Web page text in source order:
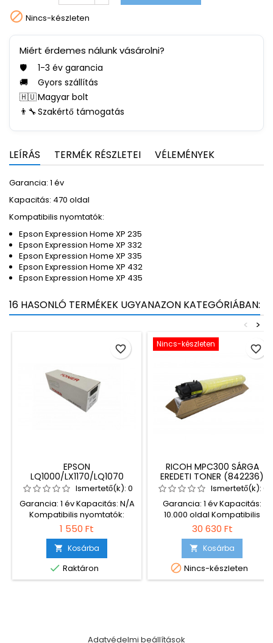
 Nincs-készleten
Miért érdemes nálunk vásárolni?
🛡️
1-3 év garancia
🚚
Gyors szállítás
🇭🇺Magyar bolt
👨‍🔧Szakértő támogatás
LEÍRÁS TERMÉK RÉSZLETEI VÉLEMÉNYEK
Garancia: 1 év
Kapacitás: 470 oldal
Kompatibilis nyomtatók:
Epson Expression Home XP 235
Epson Expression Home XP 332
Epson Expression Home XP 335
Epson Expression Home XP 432
Epson Expression Home XP 435
16 HASONLÓ TERMÉKEK UGYANAZON KATEGÓRIÁBAN:
>
<
EPSON
LQ1000/LX1170/LQ1070
PRÉMIUM UTÁNGYÁRTOTT
UTÁNGYÁRTOTT
FESTÉKSZALAG ECO
Ismertető(k): 0
Garancia: 1 év Kapacitás: N/A
Kompatibilis nyomtatók:
Epson LQ1000 Epson LQ1070
Epson LQ1600K Epson LQ1900K
Epson LQ1600KII Epson FX1000
Epson LQ1170 Epson LQ1900K
Epson LQ1900KIIIE * A
márkanevek és típusjelzések
1 550 Ft
 Kosárba
 Raktáron
favorite_border Nincs-készleten
RICOH MPC300 SÁRGA
EREDETI TONER (842236)
Ismertető(k): 0
Garancia: 1 év Kapacitás:
10.000 oldal Kompatibilis
nyomtatók: Ricoh MPC300
Ricoh MPC300SR Ricoh
MPC400 Ricoh MPC400SR
Ricoh MP C401
30 630 Ft
 Kosárba
 Nincs-készleten
favorite_border
Adatvédelmi beállítások